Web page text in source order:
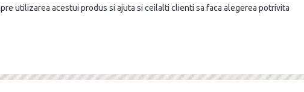
utilizarea acestui produs si ajuta si ceilalti clienti sa faca alegerea potrivita